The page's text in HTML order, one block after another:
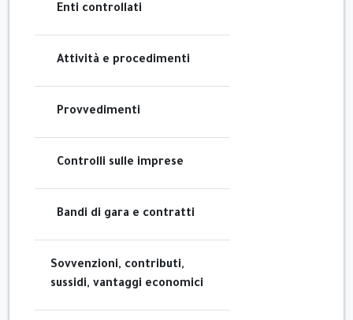
Enti controllati
Attività e procedimenti
Provvedimenti
Controlli sulle imprese
Bandi di gara e contratti
Sovvenzioni, contributi,
sussidi, vantaggi economici